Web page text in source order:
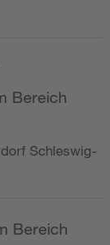
Bereich
Schleswig-
Bereich